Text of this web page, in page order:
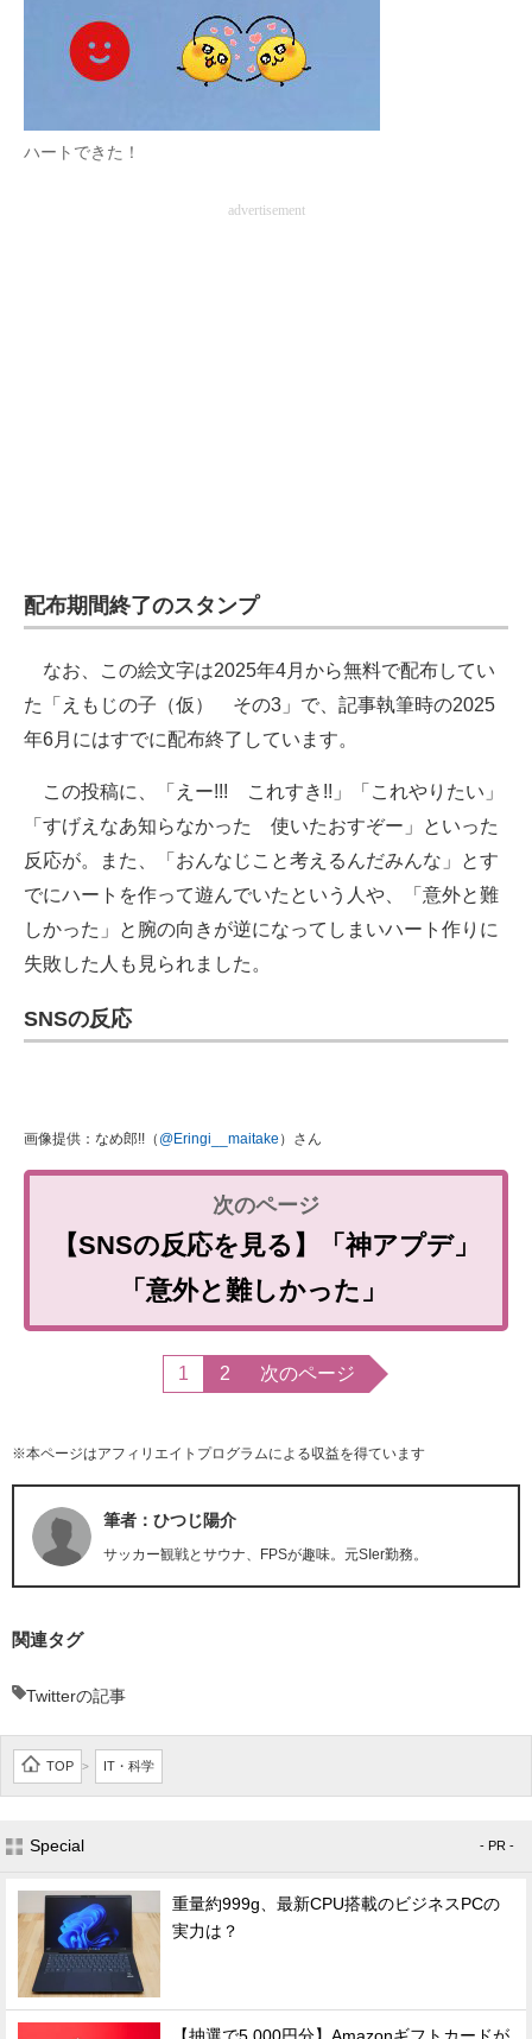
ハートできた！
advertisement
配布期間終了のスタンプ
なお、この絵文字は2025年4月から無料で配布してい
た「えもじの子（仮） その3」で、記事執筆時の2025
年6月にはすでに配布終了しています。
この投稿に、「えー!!! これすき!!」「これやりたい」
「すげえなあ知らなかった 使いたおすぞー」といった
反応が。また、「おんなじこと考えるんだみんな」とす
でにハートを作って遊んでいたという人や、「意外と難
しかった」と腕の向きが逆になってしまいハート作りに
失敗した人も見られました。
SNSの反応
画像提供：なめ郎!!（ @Eringi__maitake ）さん
【SNSの反応を見る】「神アプデ」
「意外と難しかった」
1 2 次のページ
※本ページはアフィリエイトプログラムによる収益を得ています
筆者：ひつじ陽介
サッカー観戦とサウナ、FPSが趣味。元SIer勤務。
関連タグ
Twitterの記事
TOP > IT・科学
Special - PR -
重量約999g、最新CPU搭載のビジネスPCの
実力は？